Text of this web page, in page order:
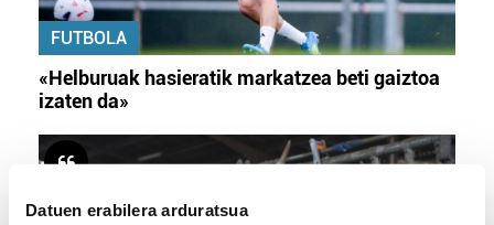
Datuen erabilera arduratsua
FUTBOLA
«Helburuak hasieratik markatzea beti gaiztoa
izaten da»